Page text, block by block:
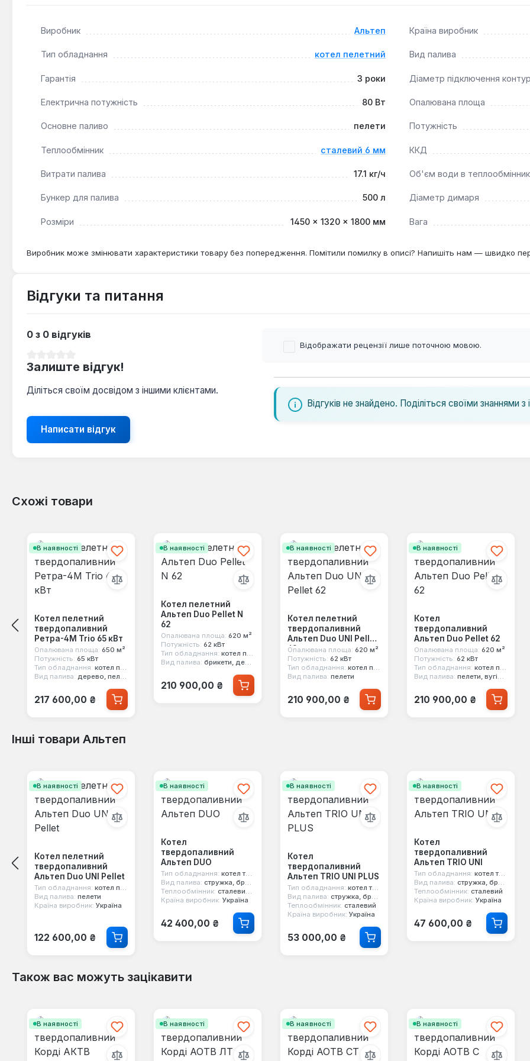
подачі палива та можливості ручного завантаження, він є гнучким та ефективним рішенням для забезпечення
Виробник Альтеп Країна виробник
Тип обладнання котел пелетний Вид палива
Гарантія 3 роки Діаметр підключення
Електрична потужність 80 Вт Опалювана площа
Основне паливо пелети Потужність
Теплообмінник сталевий 6 мм ККД
Витрати палива 17.1 кг/ч Об'єм води в
Бункер для палива 500 л Діаметр димаря
Розміри 1450 × 1320 × 1800 мм Вага
Виробник може змінювати характеристики товару без попередження. Помітили помилку в описі? Напишіть нам — швидко
Відгуки та питання
0 з 0 відгуків
Залиште відгук!
Діліться своїм досвідом з іншими клієнтами.
Написати відгук
Відображати рецензії лише поточною мовою.
Відгуків не знайдено. Поділіться своїми знаннями з
Схожі товари
В наявності
Котел пелетний
твердопаливний
Ретра-4М Trio 65 кВт
Опалювана площа: 650 м²
Потужність: 65 кВт
Тип обладнання: котел пелетний
Вид палива: дерево, пелети, вугілля, кокс, стружка, брикети, тирса
Звичайна ціна:
217 600,00 ₴
В наявності
Котел пелетний
Альтеп Duo Pellet N
62
Опалювана площа: 620 м²
Потужність: 62 кВт
Тип обладнання: котел пелетний
Вид палива: брикети, дерево, вугілля, пелети
Звичайна ціна:
210 900,00 ₴
В наявності
Котел пелетний
твердопаливний
Альтеп Duo UNI Pellet
62
Опалювана площа: 620 м²
Потужність: 62 кВт
Тип обладнання: котел пелетний
Вид палива: пелети
Звичайна ціна:
210 900,00 ₴
В наявності
Котел
твердопаливний
Альтеп Duo Pellet 62
Опалювана площа: 620 м²
Потужність: 62 кВт
Тип обладнання: котел пелетний
Вид палива: пелети, вугілля
Звичайна ціна:
210 900,00 ₴
Інші товари Альтеп
В наявності
Котел пелетний
твердопаливний
Альтеп Duo UNI Pellet
Тип обладнання: котел пелетний
Вид палива: пелети
Країна виробник: Україна
Звичайна ціна:
122 600,00 ₴
В наявності
Котел
твердопаливний
Альтеп DUO
Тип обладнання: котел твердопаливний
Вид палива: стружка, брикети, дерево, вугілля, тирса
Теплообмінник: сталевий 6 мм
Країна виробник: Україна
Звичайна ціна:
42 400,00 ₴
В наявності
Котел
твердопаливний
Альтеп TRIO UNI PLUS
Тип обладнання: котел твердопаливний
Вид палива: стружка, брикети, дерево, торф, вугілля, тирса
Теплообмінник: сталевий
Країна виробник: Україна
Звичайна ціна:
53 000,00 ₴
В наявності
Котел
твердопаливний
Альтеп TRIO UNI
Тип обладнання: котел твердопаливний
Вид палива: стружка, брикети, дерево, торф, вугілля, тирса
Теплообмінник: сталевий
Країна виробник: Україна
Звичайна ціна:
47 600,00 ₴
Також вас можуть зацікавити
В наявності В наявності В наявності В наявності